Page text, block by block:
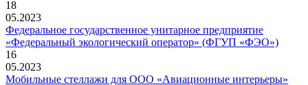
18
05.2023
Федеральное государственное унитарное предприятие
«Федеральный экологический оператор» (ФГУП «ФЭО»)
16
05.2023
Мобильные стеллажи для ООО «Авиационные интерьеры»